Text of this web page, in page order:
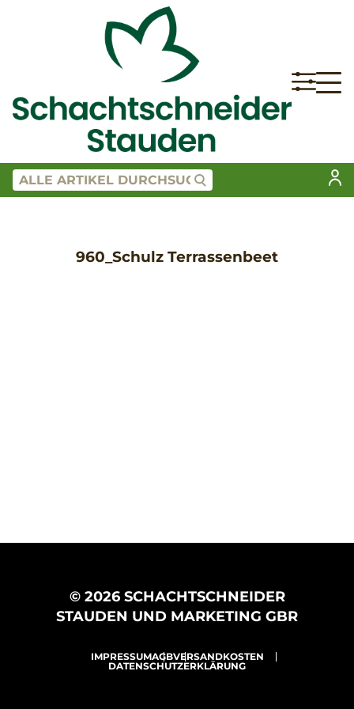
960_Schulz Terrassenbeet
© 2026 SCHACHTSCHNEIDER
STAUDEN UND MARKETING GBR
IMPRESSUMAGBVERSANDKOSTEN
DATENSCHUTZERKLÄRUNG